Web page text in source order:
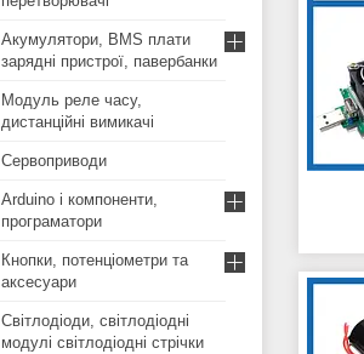
Акумулятори, BMS плати
зарядні пристрої, павербанки
Модуль реле часу,
дистанційні вимикачі
Сервоприводи
Arduino і компоненти,
програматори
Кнопки, потенціометри та
аксесуари
Світлодіоди, світлодіодні
модулі світлодіодні стрічки